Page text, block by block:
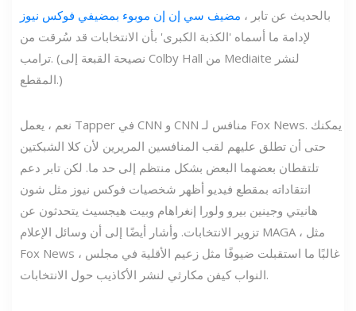
بالحديث عن تابر ، مضيف سي إن إن موبوء بمضيفي فوكس نيوز
لإدامة ما أسماه 'الكذبة الكبرى' بأن الانتخابات قد سُرقت من
ترامب. (نصيحة القبعة إلى Colby Hall من Mediaite لنشر
المقطع.)
نعم ، يعمل Tapper في CNN و CNN منافس لـ Fox News. يمكنك
حتى أن تطلق عليهم لقب المنافسين المريرين لأن كلا الشبكتين
تلتقطان بعضهما البعض بشكل منتظم إلى حد ما. لكن تابر دعم
انتقاداته بمقطع فيديو أظهر شخصيات فوكس نيوز مثل شون
هانيتي وجينين بيرو ولورا إنغراهام وبيت هيجسيث يتحدثون عن
تزوير الانتخابات. وأشار أيضًا إلى أن وسائل الإعلام MAGA ، مثل
Fox News ، غالبًا ما استقبلت ضيوفًا مثل زعيم الأقلية في مجلس
النواب كيفن مكارثي لنشر الأكاذيب حول الانتخابات.